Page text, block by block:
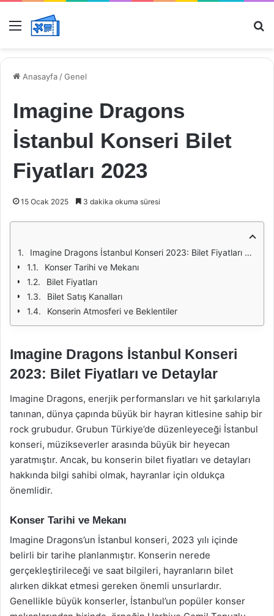
Menü
Anasayfa /Genel
Imagine Dragons
İstanbul Konseri Bilet
Fiyatları 2023
15 Ocak 2025 3 dakika okuma süresi
Imagine Dragons İstanbul Konseri 2023: Bilet Fiyatları ve Detaylar
Konser Tarihi ve Mekanı
Bilet Fiyatları
Bilet Satış Kanalları
Konserin Atmosferi ve Beklentiler
Imagine Dragons İstanbul Konseri
2023: Bilet Fiyatları ve Detaylar
Imagine Dragons, enerjik performansları ve hit şarkılarıyla
tanınan, dünya çapında büyük bir hayran kitlesine sahip bir
rock grubudur. Grubun Türkiye’de düzenleyeceği İstanbul
konseri, müzikseverler arasında büyük bir heyecan
yaratmıştır. Ancak, bu konserin bilet fiyatları ve detayları
hakkında bilgi sahibi olmak, hayranlar için oldukça
önemlidir.
Konser Tarihi ve Mekanı
Imagine Dragons’un İstanbul konseri, 2023 yılı içinde
belirli bir tarihe planlanmıştır. Konserin nerede
gerçekleştirileceği ve saat bilgileri, hayranların bilet
alırken dikkat etmesi gereken önemli unsurlardır.
Genellikle büyük konserler, İstanbul’un popüler konser